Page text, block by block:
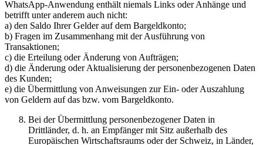
WhatsApp-Anwendung enthält niemals Links oder Anhänge und
betrifft unter anderem auch nicht:
a) den Saldo Ihrer Gelder auf dem Bargeldkonto;
b) Fragen im Zusammenhang mit der Ausführung von
Transaktionen;
c) die Erteilung oder Änderung von Aufträgen;
d) die Änderung oder Aktualisierung der personenbezogenen Daten
des Kunden;
e) die Übermittlung von Anweisungen zur Ein- oder Auszahlung
von Geldern auf das bzw. vom Bargeldkonto.
Bei der Übermittlung personenbezogener Daten in
Drittländer, d. h. an Empfänger mit Sitz außerhalb des
Europäischen Wirtschaftsraums oder der Schweiz, in Länder,